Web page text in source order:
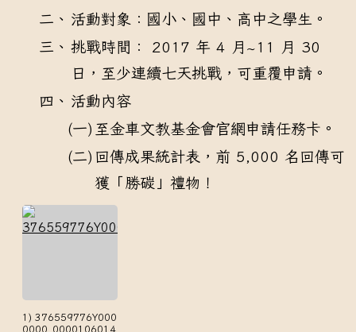
二、 活動對象：國小、國中、高中之學生。
三、 挑戰時間： 2017 年 4 月~11 月 30
日，至少連續七天挑戰，可重覆申請。
四、 活動內容
(一) 至金車文教基金會官網申請任務卡。
(二) 回傳成果統計表，前 5,000 名回傳可
獲「勝碳」禮物！
1) 376559776Y000
0000_0000106014